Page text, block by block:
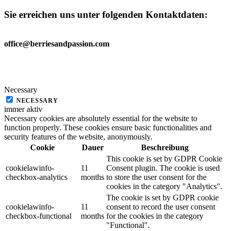
Sie erreichen uns unter folgenden Kontaktdaten:
office@berriesandpassion.com
Necessary
NECESSARY
immer aktiv
Necessary cookies are absolutely essential for the website to
function properly. These cookies ensure basic functionalities and
security features of the website, anonymously.
Cookie
Dauer Beschreibung
cookielawinfo-
checkbox-analytics
11
months
This cookie is set by GDPR Cookie
Consent plugin. The cookie is used
to store the user consent for the
cookies in the category "Analytics".
cookielawinfo-
checkbox-functional
11
months
The cookie is set by GDPR cookie
consent to record the user consent
for the cookies in the category
"Functional".